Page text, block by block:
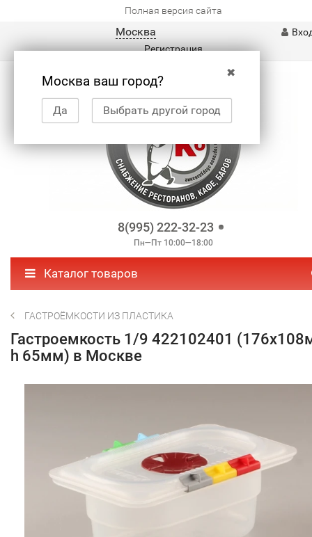
Полная версия сайта
Москва
✖
Москва ваш город?
Да Выбрать другой город
Регистрация
8(995) 222-32-23
Пн—Пт 10:00—18:00
Каталог товаров
ГАСТРОЁМКОСТИ ИЗ ПЛАСТИКА
Гастроемкость 1/9 422102401
h 65мм) в Москве